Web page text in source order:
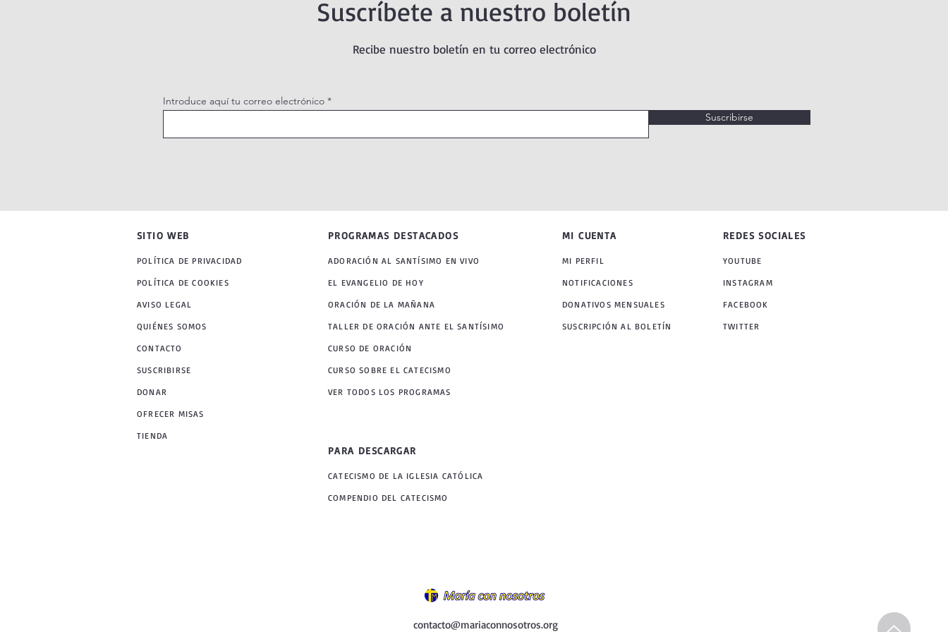
Suscríbete a nuestro boletín
Recibe nuestro boletín en tu correo electrónico
Introduce aquí tu correo electrónico
Suscribirse
SITIO WEB
POLÍTICA DE PRIVACIDAD
POLÍTICA DE COOKIES
AVISO LEGAL
QUIÉNES SOMOS
CONTACTO
SUSCRIBIRSE
DONAR
PROGRAMAS DESTACADOS
ADORACIÓN AL SANTÍSIMO EN VIVO
EL EVANGELIO DE HOY
ORACIÓN DE LA MAÑANA
TALLER DE ORACIÓN ANTE EL SANTÍSIMO
MI CUENTA
MI PERFIL
NOTIFICACIONES
DONATIVOS MENSUALES
SUSCRIPCIÓN AL BOLETÍN
REDES SOCIALES
YOUTUBE
INSTAGRAM
FACEBOOK
TWITTER
CURSO DE ORACIÓN
CURSO SOBRE EL CATECISMO
VER TODOS LOS PROGRAMAS
OFRECER MISAS
TIENDA
PARA DESCARGAR
CATECISMO DE LA IGLESIA CATÓLICA
COMPENDIO DEL CATECISMO
contacto@mariaconnosotros.org